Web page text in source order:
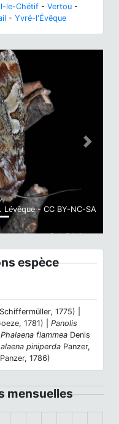
le-Chétif - Vertou -
- Yvré-l'Évêque
- CC BY-NC-SA
Next
espèce
1775) |
1781) | Panolis
Phalaena flammea Denis
piniperda Panzer,
1786)
mensuelles